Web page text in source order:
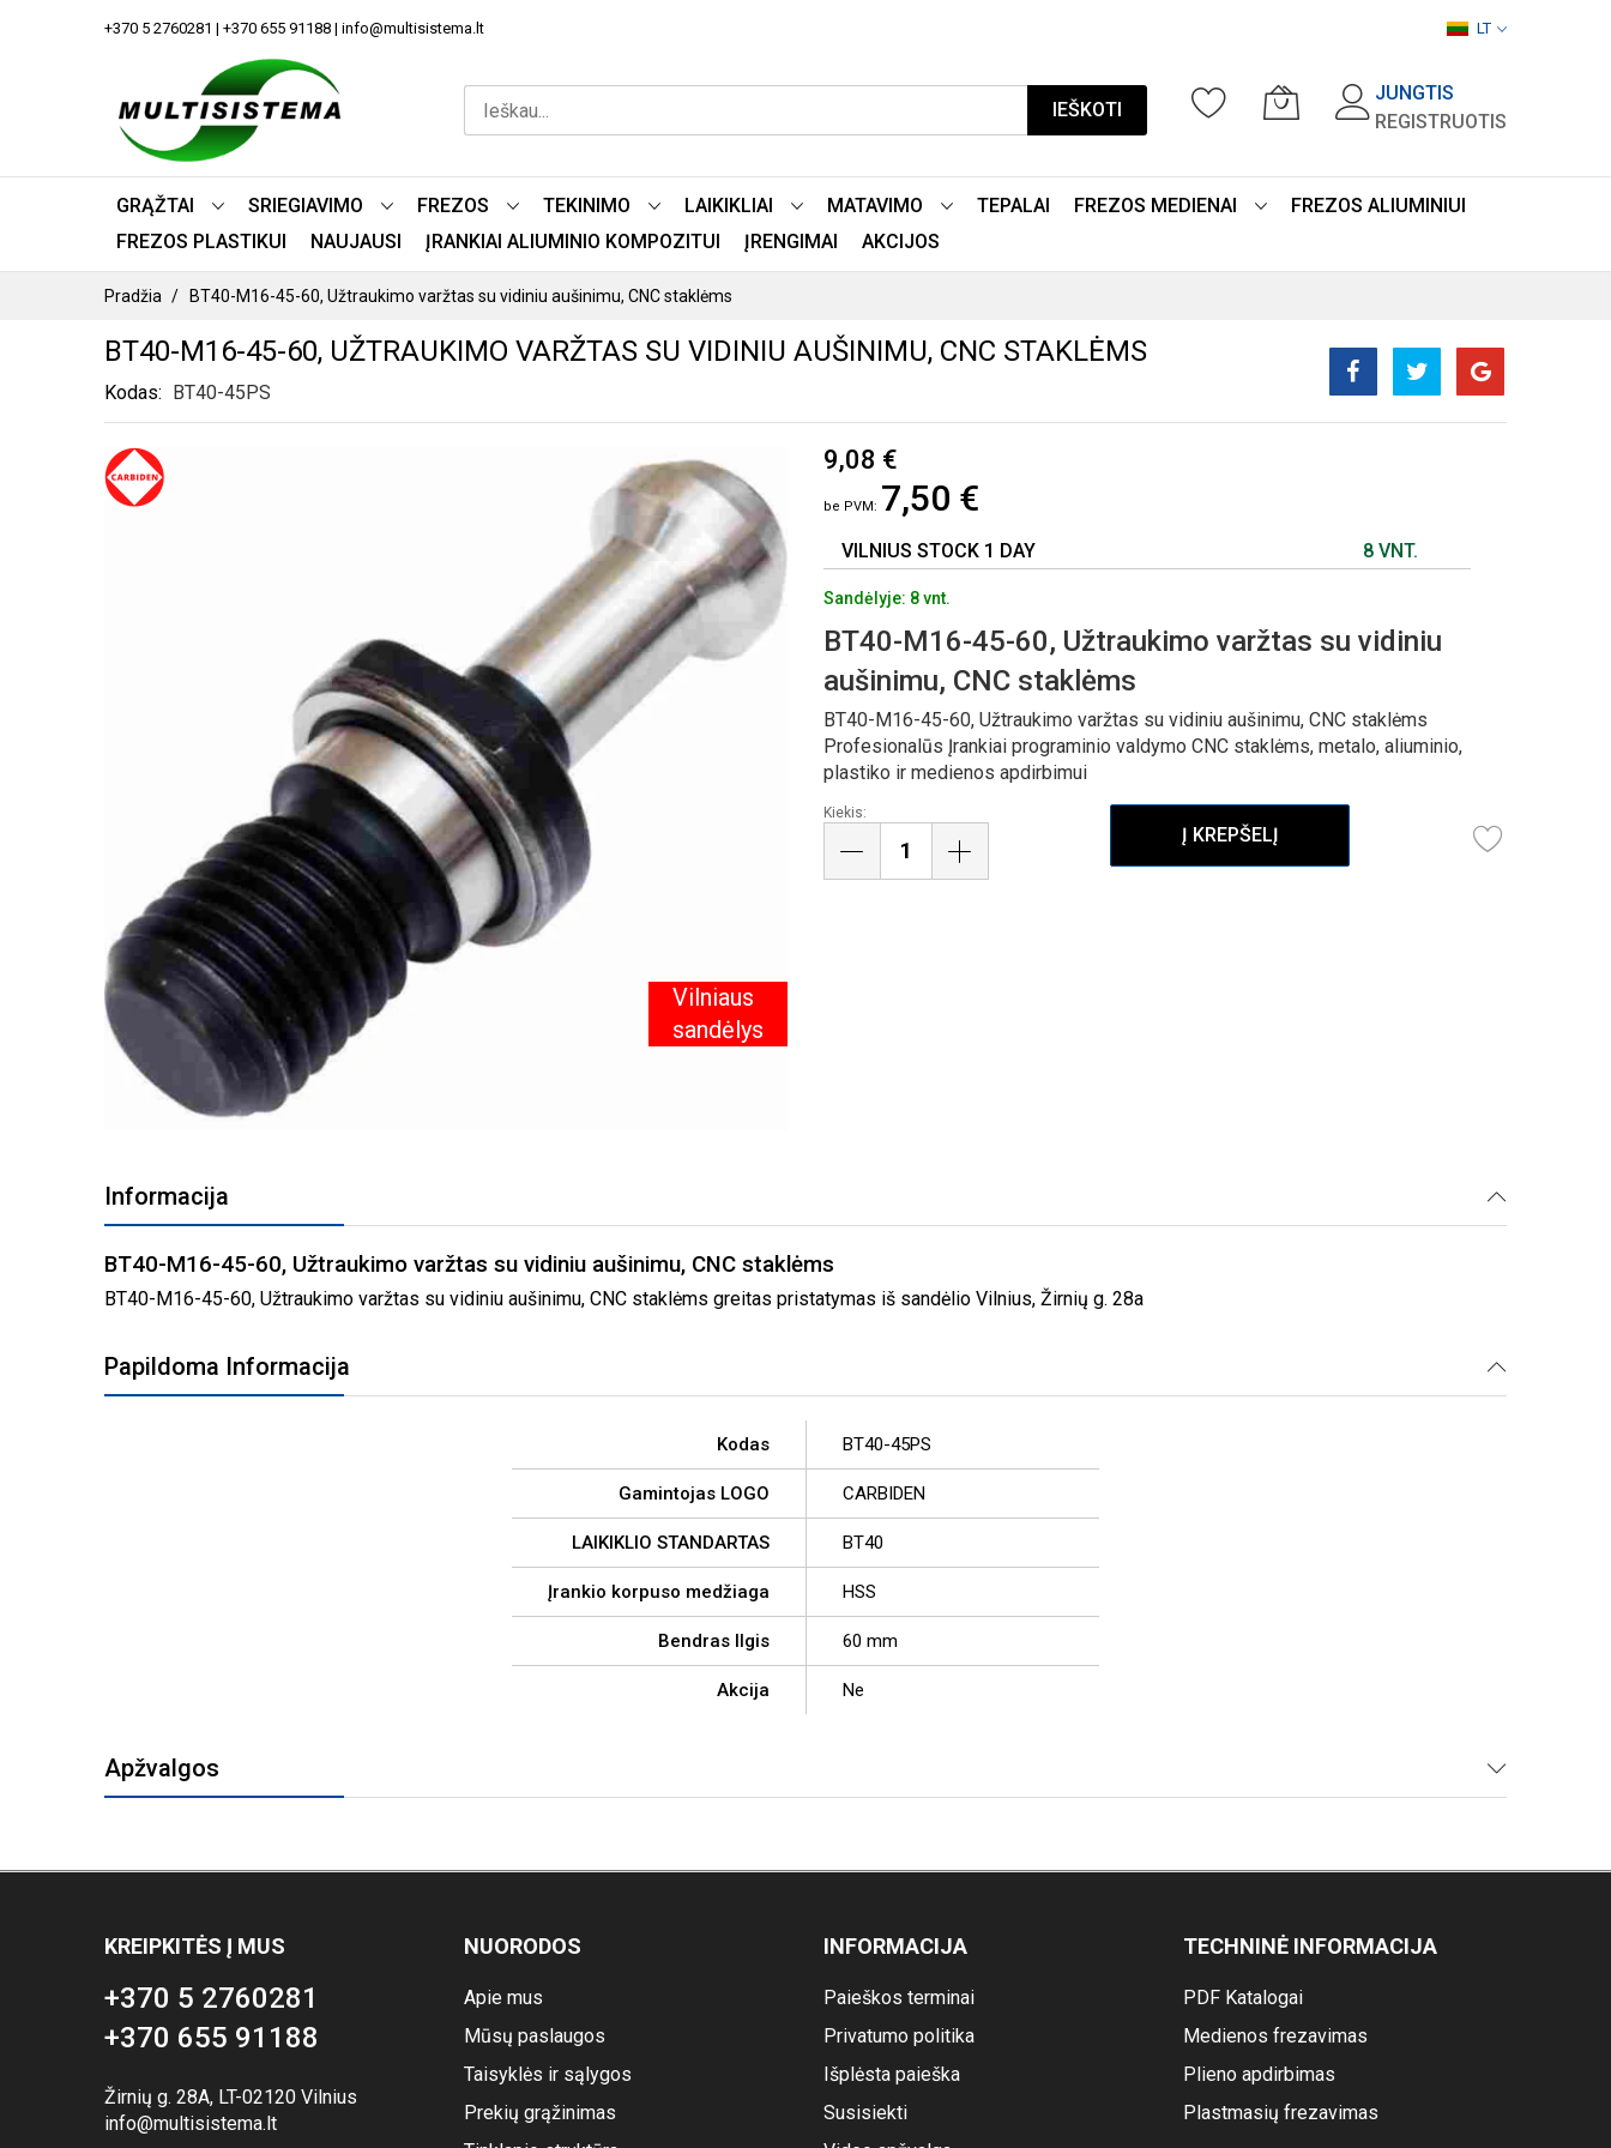
+370 5 2760281 | +370 655 91188 | info@multisistema.lt LT
IEŠKOTI
JUNGTIS
REGISTRUOTIS
GRĄŽTAI SRIEGIAVIMO FREZOS TEKINIMO LAIKIKLIAI MATAVIMO TEPALAI FREZOS MEDIENAI
FREZOS ALIUMINIUI
FREZOS PLASTIKUI
NAUJAUSI ĮRANKIAI ALIUMINIO KOMPOZITUI ĮRENGIMAI AKCIJOS
Pradžia BT40-M16-45-60, Užtraukimo varžtas su vidiniu aušinimu, CNC staklėms
BT40-M16-45-60, UŽTRAUKIMO VARŽTAS SU VIDINIU AUŠINIMU, CNC STAKLĖMS
Kodas BT40-45PS
PEREITI
Į
PAVEIKSLĖLIŲ
Vilniaus
sandėlys
PAVEIKSLĖLIŲ
GALERIJOS
9,08 €
7,50 €
VILNIUS STOCK 1 DAY 8 VNT.
Sandėlyje: 8 vnt.
BT40-M16-45-60, Užtraukimo varžtas su vidiniu
aušinimu, CNC staklėms
BT40-M16-45-60, Užtraukimo varžtas su vidiniu aušinimu, CNC staklėms
Profesionalūs Įrankiai programinio valdymo CNC staklėms, metalo, aliuminio,
plastiko ir medienos apdirbimui
Kiekis:
Į KREPŠELĮ
Informacija
BT40-M16-45-60, Užtraukimo varžtas su vidiniu aušinimu, CNC staklėms
BT40-M16-45-60, Užtraukimo varžtas su vidiniu aušinimu, CNC staklėms greitas pristatymas iš sandėlio Vilnius, Žirnių g. 28a
Papildoma Informacija
Kodas BT40-45PS
Gamintojas LOGO CARBIDEN
LAIKIKLIO STANDARTAS BT40
Įrankio korpuso medžiaga HSS
Bendras Ilgis 60 mm
Akcija Ne
Apžvalgos
KREIPKITĖS Į MUS
+370 5 2760281
+370 655 91188
Žirnių g. 28A, LT-02120 Vilnius
info@multisistema.lt
NUORODOS
Apie mus
Mūsų paslaugos
Taisyklės ir sąlygos
Prekių grąžinimas
INFORMACIJA
Paieškos terminai
Privatumo politika
Išplėsta paieška
Susisiekti
TECHNINĖ INFORMACIJA
PDF Katalogai
Medienos frezavimas
Plieno apdirbimas
Plastmasių frezavimas